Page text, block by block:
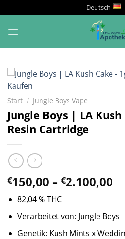
Inhalt
springen
Deutsch
Start / Jungle Boys Vape
Jungle Boys | LA Kush
Resin Cartridge
€150,00 – €2.100,00
82,04 % THC
Verarbeitet von: Jungle Boys
Genetik: Kush Mints x